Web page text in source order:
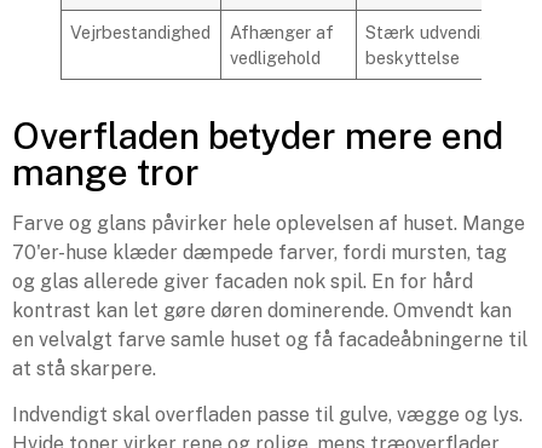
Vejrbestandighed
Afhænger af
vedligehold
Stærk udvendig
beskyttelse
Overfladen betyder mere end
mange tror
Farve og glans påvirker hele oplevelsen af huset. Mange
70'er-huse klæder dæmpede farver, fordi mursten, tag
og glas allerede giver facaden nok spil. En for hård
kontrast kan let gøre døren dominerende. Omvendt kan
en velvalgt farve samle huset og få facadeåbningerne til
at stå skarpere.
Indvendigt skal overfladen passe til gulve, vægge og lys.